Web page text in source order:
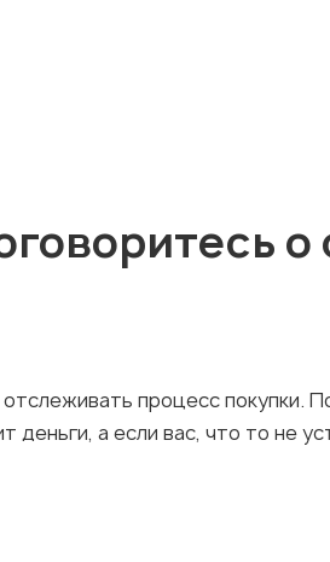
процесс покупки.
а если вас, что то не